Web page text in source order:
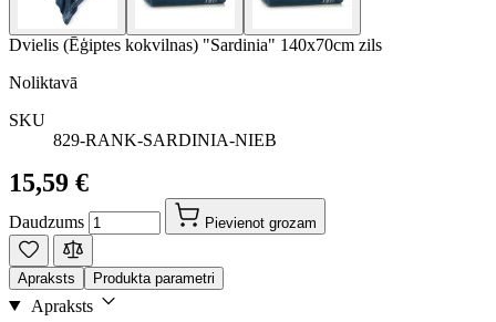
Dvielis (Ēģiptes kokvilnas) "Sardinia" 140x70cm zils
Noliktavā
SKU
829-RANK-SARDINIA-NIEB
15,59 €
Daudzums Pievienot grozam
Apraksts Produkta parametri
Apraksts